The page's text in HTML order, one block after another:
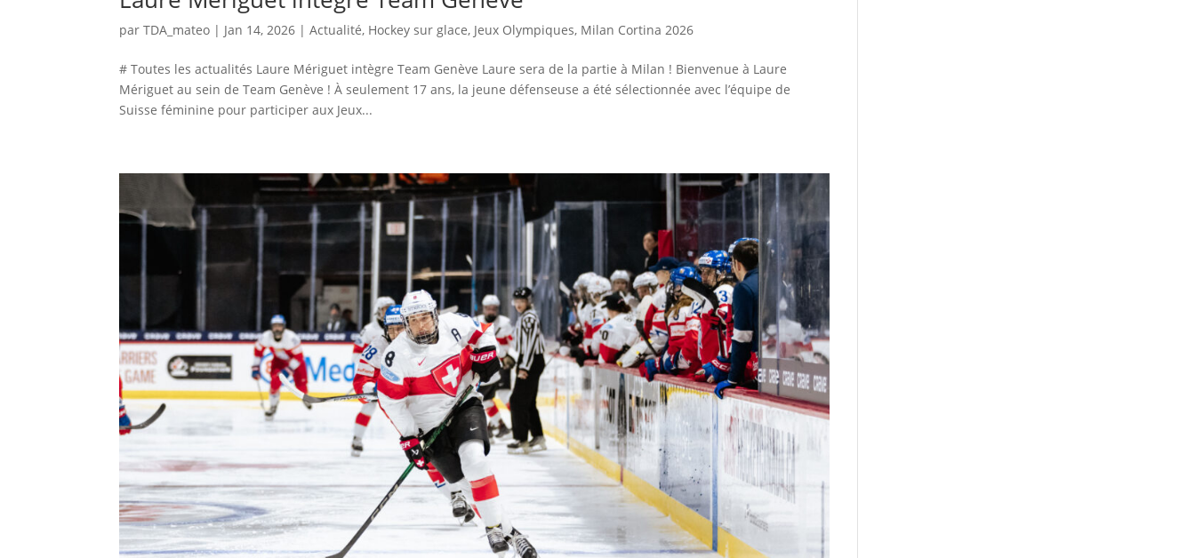
parTDA_mateo | Jan 14, 2026 |Actualité, Hockey sur glace, Jeux Olympiques, Milan Cortina 2026
# Toutes les actualités Laure Mériguet intègre Team Genève Laure sera de la partie à Milan ! Bienvenue à Laure
Mériguet au sein de Team Genève ! À seulement 17 ans, la jeune défenseuse a été sélectionnée avec l’équipe de
Suisse féminine pour participer aux Jeux...